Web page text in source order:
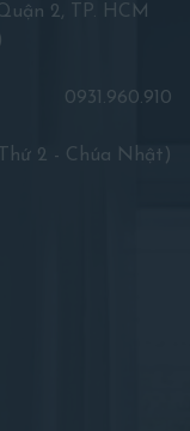
2, TP. HCM
0931.960.910
2 - Chúa Nhật)